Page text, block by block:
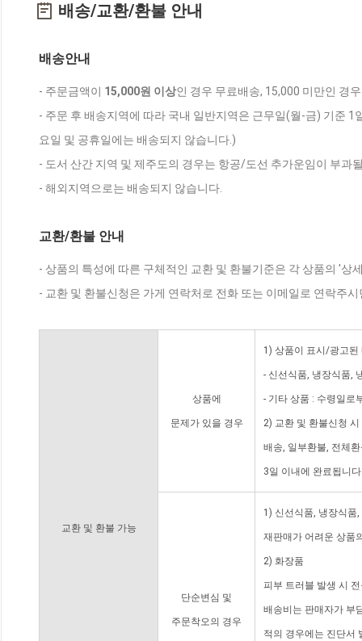
배송/교환/환불 안내
배송안내
- 주문금액이 15,000원 이상인 경우 무료배송, 15,000 미만인 경
- 주문 후 배송지역에 따라 국내 일반지역은 근무일(월-금) 기준
요일 및 공휴일에는 배송되지 않습니다.)
- 도서 산간 지역 및 제주도의 경우는 항공/도선 추가운임이 부과
- 해외지역으로는 배송되지 않습니다.
교환/환불 안내
- 상품의 특성에 따른 구체적인 교환 및 환불기준은 각 상품의 '상
- 교환 및 환불신청은 가게 연락처로 전화 또는 이메일로 연락주
교환 및 환불 가능
상품에
문제가 있을 경우
1) 상품이 표시/광고된
- 신선식품, 냉장식품,
- 기타 상품 : 수령일로
2) 교환 및 환불신청
배송, 일부환불, 전체
3일 이내에 완료됩니
단순변심 및
주문착오의 경우
1) 신선식품, 냉장식품
재판매가 어려운 상품
2) 화장품
피부 트러블 발생 시
배송비는 판매자가 부
적의 경우에는 진단서